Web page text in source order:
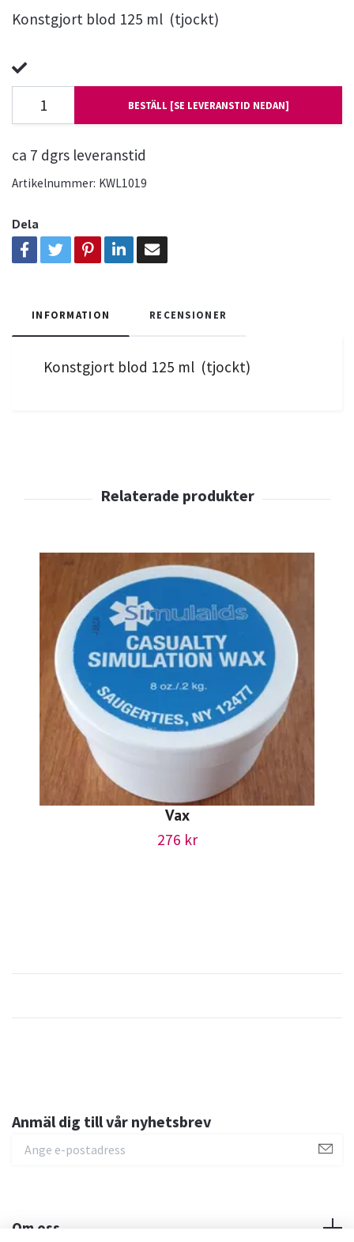
Konstgjort blod 125 ml (tjockt)
BESTÄLL [SE LEVERANSTID NEDAN]
ca 7 dgrs leveranstid
Artikelnummer: KWL1019
Dela
INFORMATION RECENSIONER
Konstgjort blod 125 ml (tjockt)
Vax
276 kr
Anmäl dig till vår nyhetsbrev
Om oss